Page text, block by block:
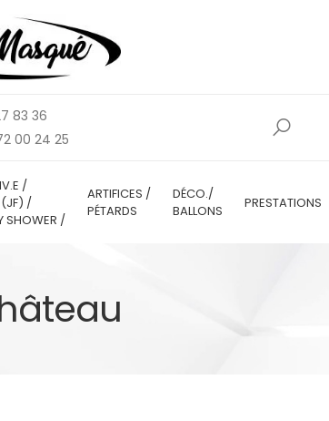
83 36
00 24 25
/
(JF) /
SHOWER /
ARTIFICES /
PÉTARDS
DÉCO./
BALLONS
PRESTATIONS